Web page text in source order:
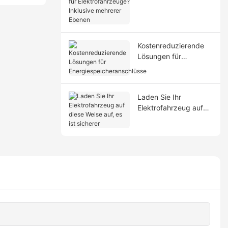
Kostenreduzierende
Lösungen für
Laden Sie Ihr
Elektrofahrzeug auf